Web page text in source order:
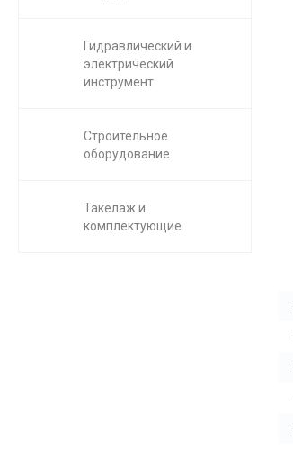
Гидравлический и
электрический
инструмент
Строительное
оборудование
Такелаж и
комплектующие